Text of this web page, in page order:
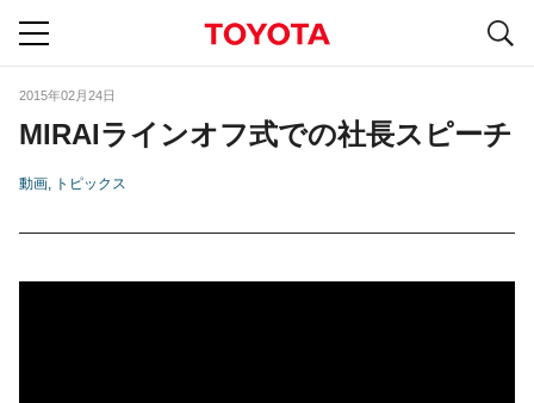
2015年02月24日
MIRAIラインオフ式での社長スピーチ
動画 トピックス